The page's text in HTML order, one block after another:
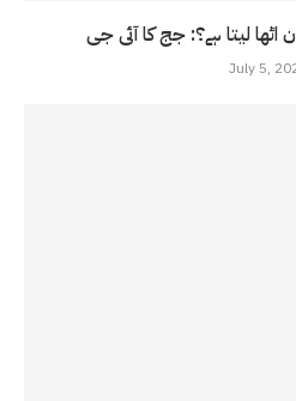
July 5,